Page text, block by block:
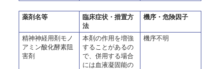
薬剤名等
臨床症状・措置方
法
機序・危険因子
精神神経用剤モノ
アミン酸化酵素阻
害剤
本剤の作用を増強
することがあるの
で、併用する場合
には血液凝固能の
機序不明